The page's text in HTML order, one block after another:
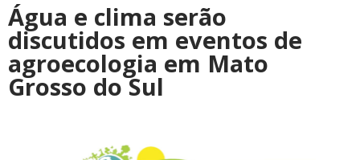
Água e clima serão
discutidos em eventos de
agroecologia em Mato
Grosso do Sul